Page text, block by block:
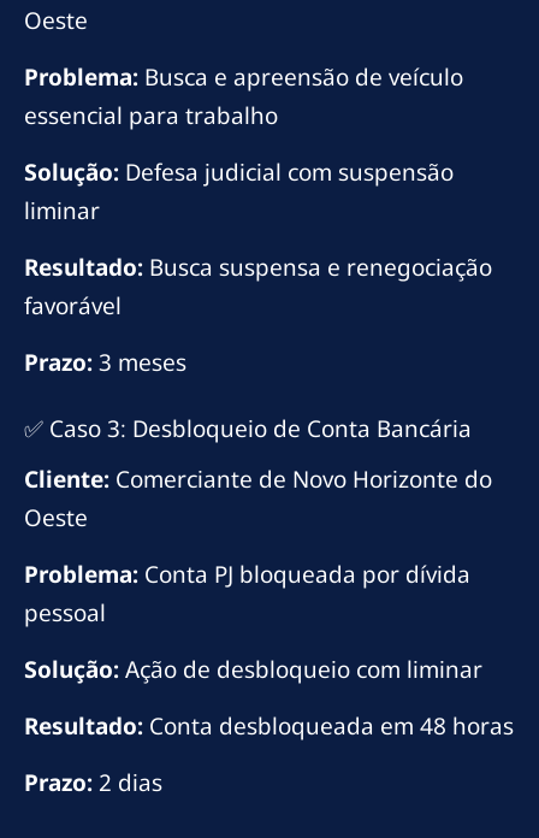
Oeste
Problema: Busca e apreensão de veículo
essencial para trabalho
Solução: Defesa judicial com suspensão
liminar
Resultado: Busca suspensa e renegociação
favorável
Prazo:3 meses
✅ Caso 3: Desbloqueio de Conta Bancária
Cliente: Comerciante de Novo Horizonte do
Oeste
Problema: Conta PJ bloqueada por dívida
pessoal
Solução:Ação de desbloqueio com liminar
Resultado: Conta desbloqueada em 48 horas
Prazo: 2 dias